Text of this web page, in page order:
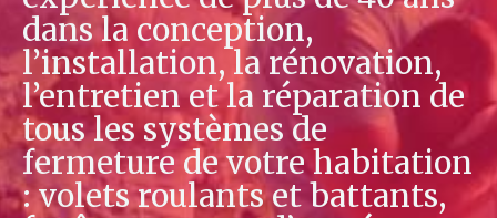
dans la conception,
l’installation, la rénovation,
l’entretien et la réparation de
tous les systèmes de
fermeture de votre habitation
: volets roulants et battants,